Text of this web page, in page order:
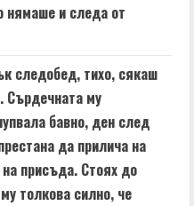
нямаше и следа от
следобед, тихо, сякаш
Сърдечната му
бавно, ден след
да прилича на
присъда. Стоях до
толкова силно, че